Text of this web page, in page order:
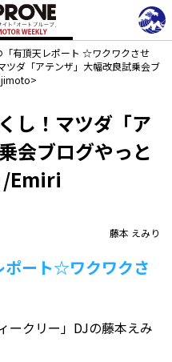
「有頂天レポート ☆ワクワクさせ
ツダ「アテンザ」大幅改良試乗会ブ
し！マツダ「ア
会ブログやっと
/Emiri
藤本 えみり
ポート☆ワクワクさ
ークリー」DJの藤本えみ